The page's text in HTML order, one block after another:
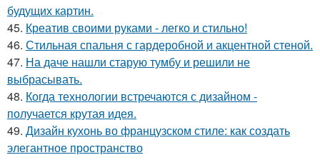
будущих картин.
45. Креатив своими руками - легко и стильно!
46. Стильная спальня с гардеробной и акцентной стеной.
47. На даче нашли старую тумбу и решили не
выбрасывать.
48. Когда технологии встречаются с дизайном -
получается крутая идея.
49. Дизайн кухонь во французском стиле: как создать
элегантное пространство